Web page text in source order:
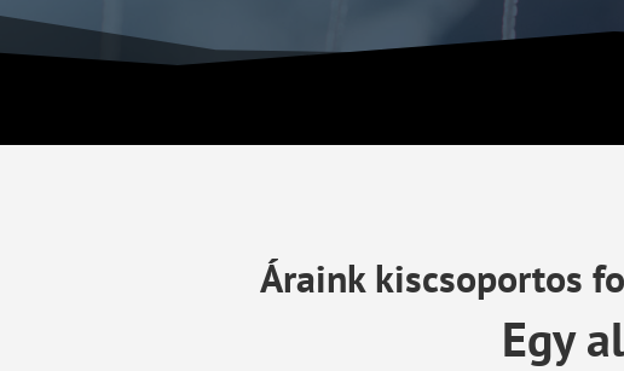
Áraink kiscsoportos
Egy